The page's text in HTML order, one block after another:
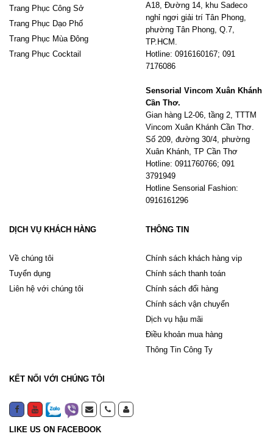
Trang Phục Công Sở
Trang Phục Dạo Phố
Trang Phục Mùa Đông
Trang Phục Cocktail
A18, Đường 14, khu Sadeco
nghỉ ngơi giải trí Tân Phong,
phường Tân Phong, Q.7,
TP.HCM.
Hotline: 0916160167; 091
7176086
Sensorial Vincom Xuân Khánh
Cần Thơ.
Gian hàng L2-06, tầng 2, TTTM
Vincom Xuân Khánh Cần Thơ.
Số 209, đường 30/4, phường
Xuân Khánh, TP Cần Thơ
Hotline: 0911760766; 091
3791949
Hotline Sensorial Fashion:
0916161296
DỊCH VỤ KHÁCH HÀNG
Về chúng tôi
Tuyển dụng
Liên hệ với chúng tôi
THÔNG TIN
Chính sách khách hàng vip
Chính sách thanh toán
Chính sách đổi hàng
Chính sách vận chuyển
Dịch vụ hậu mãi
Điều khoản mua hàng
Thông Tin Công Ty
KẾT NỐI VỚI CHÚNG TÔI
LIKE US ON FACEBOOK